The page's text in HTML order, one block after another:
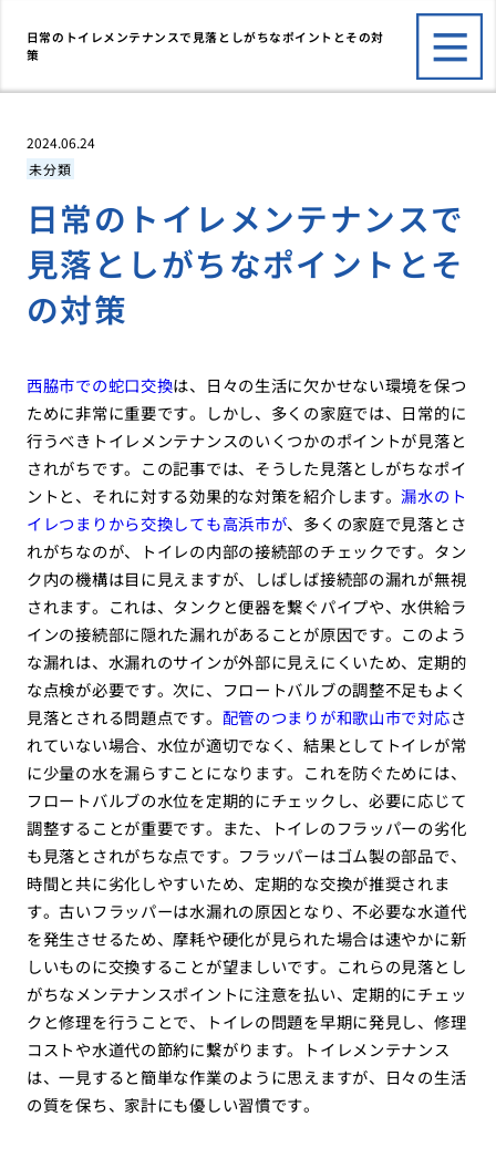
日常のトイレメンテナンスで見落としがちなポイントとその対
策
2024.06.24
未分類
日常のトイレメンテナンスで
見落としがちなポイントとそ
の対策
西脇市での蛇口交換は、日々の生活に欠かせない環境を保つ
ために非常に重要です。しかし、多くの家庭では、日常的に
行うべきトイレメンテナンスのいくつかのポイントが見落と
されがちです。この記事では、そうした見落としがちなポイ
ントと、それに対する効果的な対策を紹介します。漏水のト
イレつまりから交換しても高浜市が、多くの家庭で見落とさ
れがちなのが、トイレの内部の接続部のチェックです。タン
ク内の機構は目に見えますが、しばしば接続部の漏れが無視
されます。これは、タンクと便器を繋ぐパイプや、水供給ラ
インの接続部に隠れた漏れがあることが原因です。このよう
な漏れは、水漏れのサインが外部に見えにくいため、定期的
な点検が必要です。次に、フロートバルブの調整不足もよく
見落とされる問題点です。 配管のつまりが和歌山市で対応さ
れていない場合、水位が適切でなく、結果としてトイレが常
に少量の水を漏らすことになります。これを防ぐためには、
フロートバルブの水位を定期的にチェックし、必要に応じて
調整することが重要です。また、トイレのフラッパーの劣化
も見落とされがちな点です。フラッパーはゴム製の部品で、
時間と共に劣化しやすいため、定期的な交換が推奨されま
す。古いフラッパーは水漏れの原因となり、不必要な水道代
を発生させるため、摩耗や硬化が見られた場合は速やかに新
しいものに交換することが望ましいです。これらの見落とし
がちなメンテナンスポイントに注意を払い、定期的にチェッ
クと修理を行うことで、トイレの問題を早期に発見し、修理
コストや水道代の節約に繋がります。トイレメンテナンス
は、一見すると簡単な作業のように思えますが、日々の生活
の質を保ち、家計にも優しい習慣です。